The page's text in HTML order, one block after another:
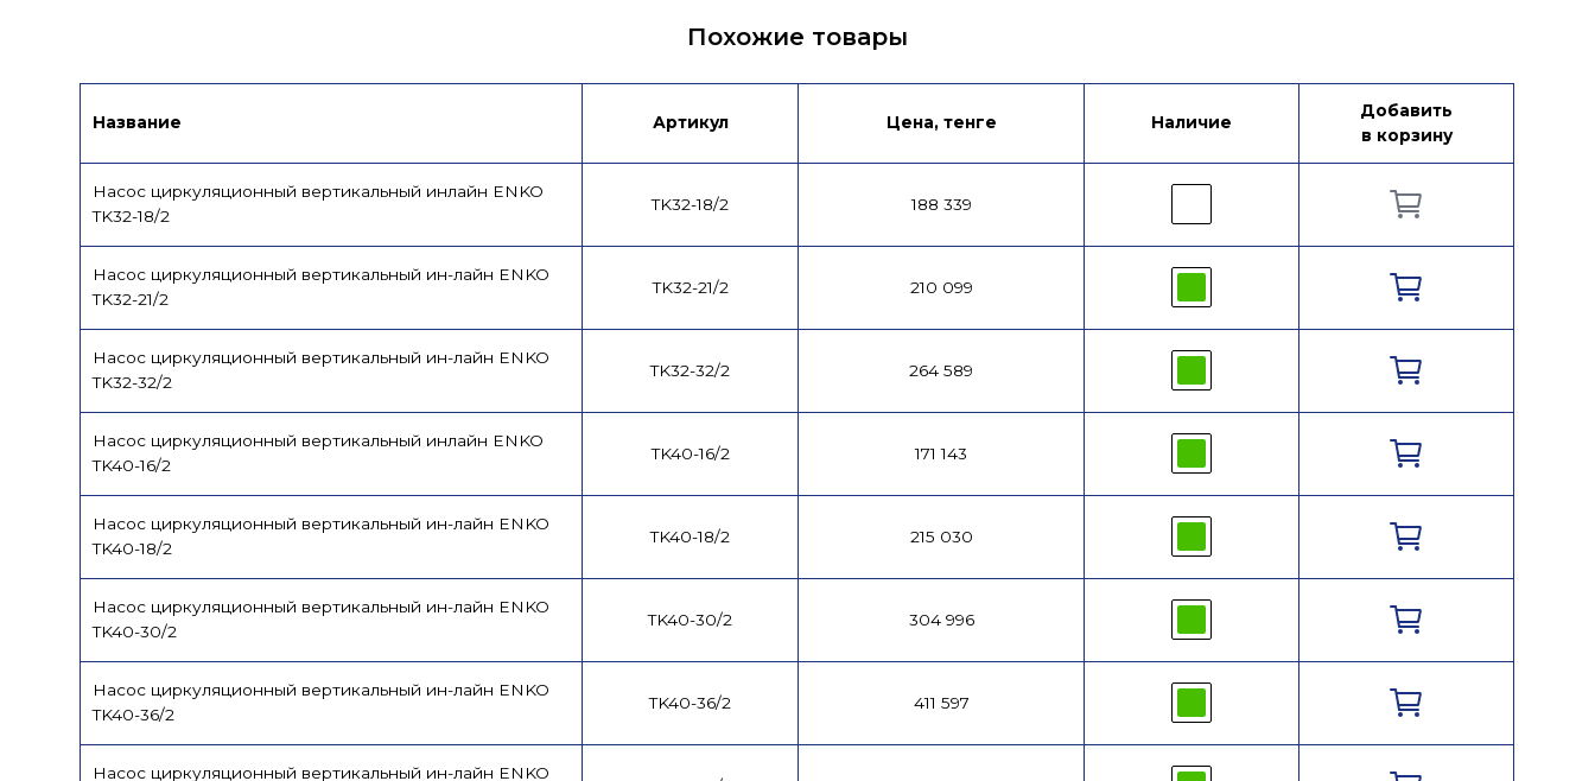
Похожие товары
Название Артикул Цена, тенге Наличие
Добавить
в корзину
Насос циркуляционный вертикальный инлайн ENKO
TK32-18/2
TK32-18/2 188 339
Насос циркуляционный вертикальный ин-лайн ENKO
TK32-21/2
TK32-21/2 210 099
Насос циркуляционный вертикальный ин-лайн ENKO
TK32-32/2
TK32-32/2 264 589
Насос циркуляционный вертикальный инлайн ENKO
TK40-16/2
TK40-16/2 171 143
Насос циркуляционный вертикальный ин-лайн ENKO
TK40-18/2
TK40-18/2 215 030
Насос циркуляционный вертикальный ин-лайн ENKO
TK40-30/2
TK40-30/2 304 996
Насос циркуляционный вертикальный ин-лайн ENKO
TK40-36/2
TK40-36/2 411 597
Насос циркуляционный вертикальный ин-лайн ENKO